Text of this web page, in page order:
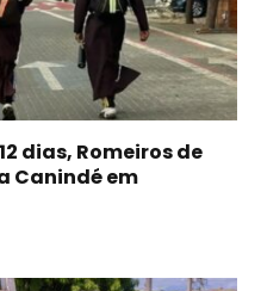
dias, Romeiros de
Canindé em